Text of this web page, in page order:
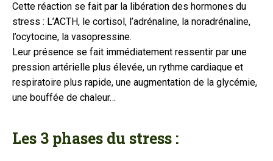
Cette réaction se fait par la libération des hormones du
stress : L’ACTH, le cortisol, l’adrénaline, la noradrénaline,
l’ocytocine, la vasopressine.
Leur présence se fait immédiatement ressentir par une
pression artérielle plus élevée, un rythme cardiaque et
respiratoire plus rapide, une augmentation de la glycémie,
une bouffée de chaleur…
Les 3 phases du stress :